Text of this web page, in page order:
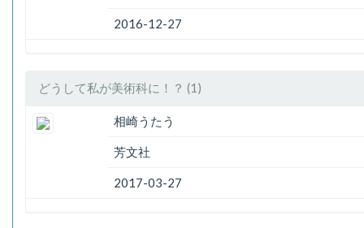
2016-12-27
どうして私が美術科に！？ (1)
相崎うたう
芳文社
2017-03-27